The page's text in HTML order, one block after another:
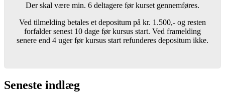
Der skal være min. 6 deltagere før kurset gennemføres.
Ved tilmelding betales et depositum på kr. 1.500,- og resten
forfalder senest 10 dage før kursus start. Ved framelding
senere end 4 uger før kursus start refunderes depositum ikke.
Seneste indlæg